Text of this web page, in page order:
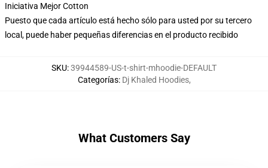
Iniciativa Mejor Cotton
Puesto que cada artículo está hecho sólo para usted por su tercero
local, puede haber pequeñas diferencias en el producto recibido
SKU:39944589-US-t-shirt-mhoodie-DEFAULT
Categorías: Dj Khaled Hoodies,
What Customers Say